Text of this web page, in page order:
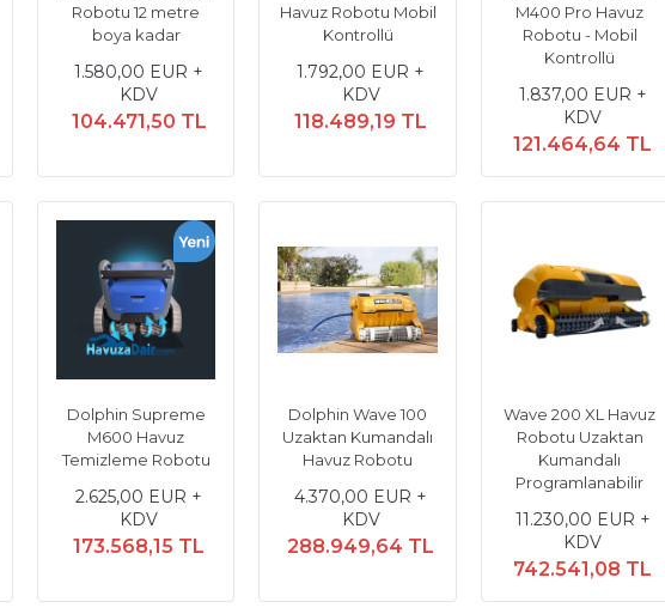
Robotu 12 metre
boya kadar
1.580,00 EUR +
KDV
104.471,50 TL
Havuz Robotu Mobil
Kontrollü
1.792,00 EUR +
KDV
118.489,19 TL
M400 Pro Havuz
Robotu - Mobil
Kontrollü
1.837,00 EUR +
KDV
121.464,64 TL
Dolphin Supreme
M600 Havuz
Temizleme Robotu
2.625,00 EUR +
KDV
173.568,15 TL
Dolphin Wave 100
Uzaktan Kumandalı
Havuz Robotu
4.370,00 EUR +
KDV
288.949,64 TL
Wave 200 XL Havuz
Robotu Uzaktan
Kumandalı
Programlanabilir
11.230,00 EUR +
KDV
742.541,08 TL